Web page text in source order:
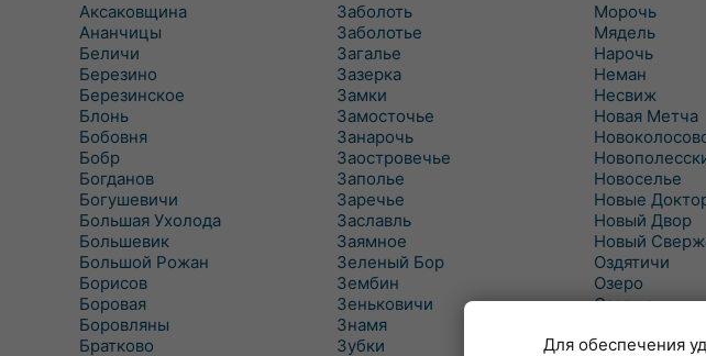
Аксаковщина
Ананчицы
Беличи
Березино
Березинское
Блонь
Бобовня
Бобр
Богданов
Богушевичи
Большая Ухолода
Большевик
Большой Рожан
Борисов
Боровая
Боровляны
Братково
Заболоть
Заболотье
Загалье
Зазерка
Замки
Замосточье
Занарочь
Заостровечье
Заполье
Заречье
Заславль
Заямное
Зеленый Бор
Зембин
Зеньковичи
Знамя
Зубки
Морочь
Мядель
Нарочь
Неман
Несвиж
Новая Метча
Новоселье
Новые
Новый Двор
Новый
Оздятичи
Озеро
Озерцо
Октябрь
Для обеспечения